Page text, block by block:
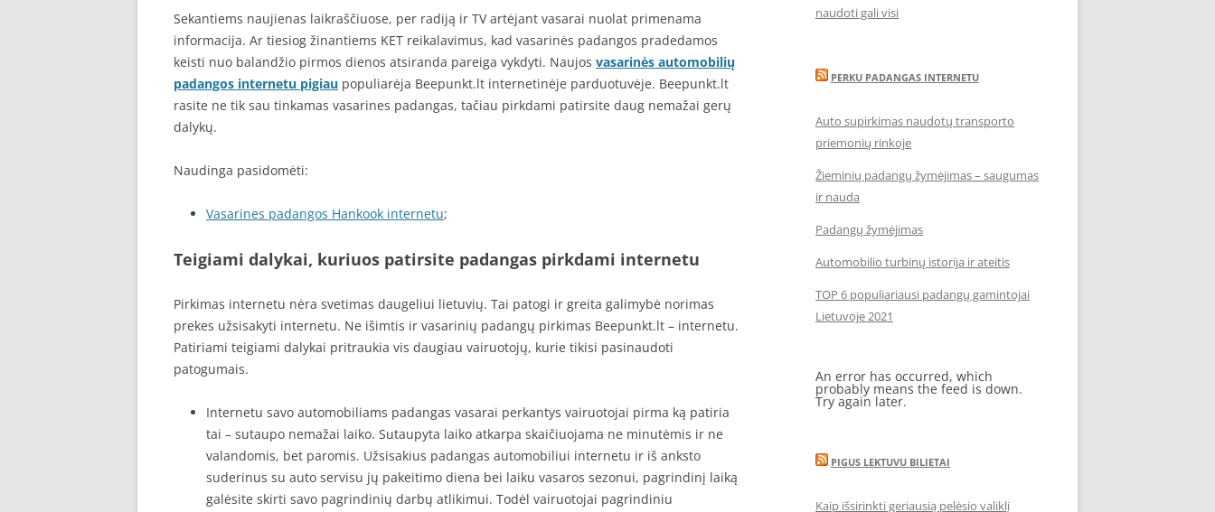
Sekantiems naujienas laikraščiuose, per radiją ir TV artėjant vasarai nuolat primenama
informacija. Ar tiesiog žinantiems KET reikalavimus, kad vasarinės padangos pradedamos
keisti nuo balandžio pirmos dienos atsiranda pareiga vykdyti. Naujos vasarinės automobilių
padangos internetu pigiau populiarėja Beepunkt.lt internetinėje parduotuvėje. Beepunkt.lt
rasite ne tik sau tinkamas vasarines padangas, tačiau pirkdami patirsite daug nemažai gerų
dalykų.
Naudinga pasidomėti:
Vasarines padangos Hankook internetu;
Teigiami dalykai, kuriuos patirsite padangas pirkdami internetu
Pirkimas internetu nėra svetimas daugeliui lietuvių. Tai patogi ir greita galimybė norimas
prekes užsisakyti internetu. Ne išimtis ir vasarinių padangų pirkimas Beepunkt.lt – internetu.
Patiriami teigiami dalykai pritraukia vis daugiau vairuotojų, kurie tikisi pasinaudoti
patogumais.
Internetu savo automobiliams padangas vasarai perkantys vairuotojai pirma ką patiria
tai – sutaupo nemažai laiko. Sutaupyta laiko atkarpa skaičiuojama ne minutėmis ir ne
valandomis, bet paromis. Užsisakius padangas automobiliui internetu ir iš anksto
suderinus su auto servisu jų pakeitimo diena bei laiku vasaros sezonui, pagrindinį laiką
galėsite skirti savo pagrindinių darbų atlikimui. Todėl vairuotojai pagrindiniu
naudoti gali visi
PERKU PADANGAS INTERNETU
Auto supirkimas naudotų transporto
priemonių rinkoje
Žieminių padangų žymėjimas – saugumas
ir nauda
Padangų žymėjimas
Automobilio turbinų istorija ir ateitis
TOP 6 populiariausi padangų gamintojai
Lietuvoje 2021
An error has occurred, which
probably means the feed is down.
Try again later.
PIGUS LEKTUVU BILIETAI
Kaip išsirinkti geriausią pelėsio valiklį